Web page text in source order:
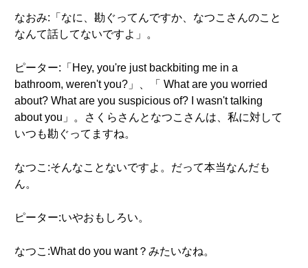
なおみ:「なに、勘ぐってんですか、なつこさんのこと
なんて話してないですよ」。
ピーター:「Hey, you're just backbiting me in a
bathroom, weren't you?」、「 What are you worried
about? What are you suspicious of? I wasn't talking
about you」。さくらさんとなつこさんは、私に対して
いつも勘ぐってますね。
なつこ:そんなことないですよ。だって本当なんだも
ん。
ピーター:いやおもしろい。
なつこ:What do you want？みたいなね。